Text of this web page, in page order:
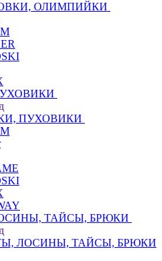
ОЛИМПИЙКИ
ПУХОВИКИ
ТАЙСЫ, БРЮКИ
ЛОСИНЫ, ТАЙСЫ, БРЮКИ